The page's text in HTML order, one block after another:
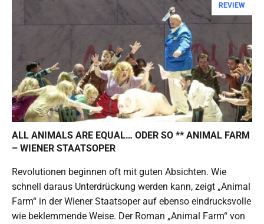
REVIEW
ALL ANIMALS ARE EQUAL… ODER SO ** ANIMAL FARM
– WIENER STAATSOPER
Revolutionen beginnen oft mit guten Absichten. Wie
schnell daraus Unterdrückung werden kann, zeigt „Animal
Farm“ in der Wiener Staatsoper auf ebenso eindrucksvolle
wie beklemmende Weise. Der Roman „Animal Farm“ von